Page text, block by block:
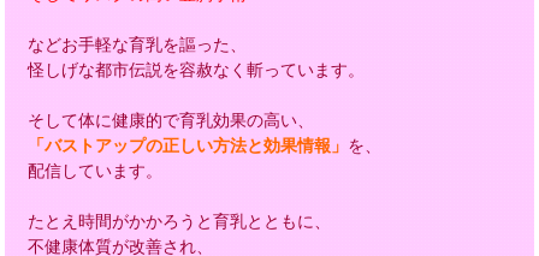
などお手軽な育乳を謳った、
怪しげな都市伝説を容赦なく斬っています。
そして体に健康的で育乳効果の高い、
「バストアップの正しい方法と効果情報」 を、
配信しています。
たとえ時間がかかろうと育乳とともに、
不健康体質が改善され、